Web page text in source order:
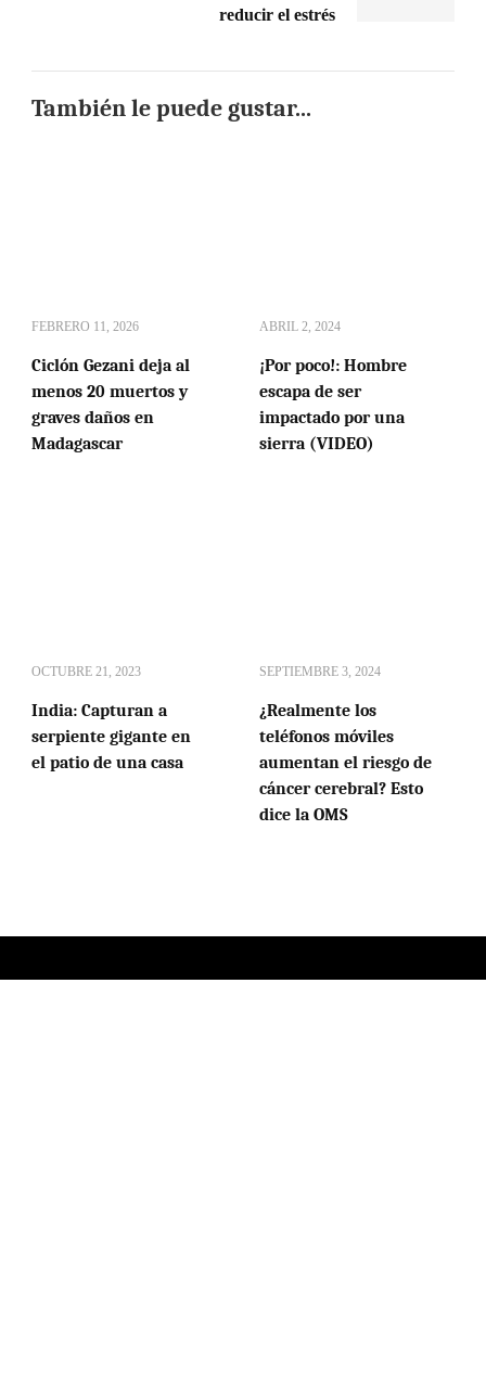
reducir el estrés
También le puede gustar...
FEBRERO 11, 2026
Ciclón Gezani deja al
menos 20 muertos y
graves daños en
Madagascar
ABRIL 2, 2024
¡Por poco!: Hombre
escapa de ser
impactado por una
sierra (VIDEO)
OCTUBRE 21, 2023
India: Capturan a
serpiente gigante en
el patio de una casa
SEPTIEMBRE 3, 2024
¿Realmente los
teléfonos móviles
aumentan el riesgo de
cáncer cerebral? Esto
dice la OMS